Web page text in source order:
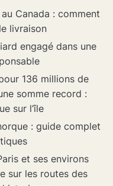
Canada : comment
livraison
engagé dans une
136 millions de
somme record :
sur l’île
: guide complet
et ses environs
sur les routes des